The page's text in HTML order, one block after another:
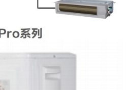
装什么中央空调好
酷暑，梅雨季湿度居高不下，冬季又伴随湿